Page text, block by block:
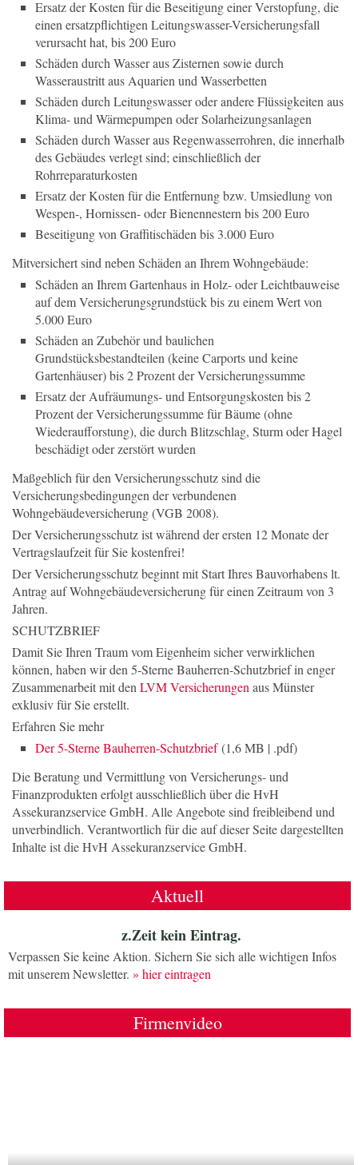
Ersatz der Kosten für die Beseitigung einer Verstopfung, die
einen ersatzpflichtigen Leitungswasser-Versicherungsfall
verursacht hat, bis 200 Euro
Schäden durch Wasser aus Zisternen sowie durch
Wasseraustritt aus Aquarien und Wasserbetten
Schäden durch Leitungswasser oder andere Flüssigkeiten aus
Klima- und Wärmepumpen oder Solarheizungsanlagen
Schäden durch Wasser aus Regenwasserrohren, die innerhalb
des Gebäudes verlegt sind; einschließlich der
Rohrreparaturkosten
Ersatz der Kosten für die Entfernung bzw. Umsiedlung von
Wespen-, Hornissen- oder Bienennestern bis 200 Euro
Beseitigung von Graffitischäden bis 3.000 Euro
Mitversichert sind neben Schäden an Ihrem Wohngebäude:
Schäden an Ihrem Gartenhaus in Holz- oder Leichtbauweise
auf dem Versicherungsgrundstück bis zu einem Wert von
5.000 Euro
Schäden an Zubehör und baulichen
Grundstücksbestandteilen (keine Carports und keine
Gartenhäuser) bis 2 Prozent der Versicherungssumme
Ersatz der Aufräumungs- und Entsorgungskosten bis 2
Prozent der Versicherungssumme für Bäume (ohne
Wiederaufforstung), die durch Blitzschlag, Sturm oder Hagel
beschädigt oder zerstört wurden
Maßgeblich für den Versicherungsschutz sind die
Versicherungsbedingungen der verbundenen
Wohngebäudeversicherung (VGB 2008).
Der Versicherungsschutz ist während der ersten 12 Monate der
Vertragslaufzeit für Sie kostenfrei!
Der Versicherungsschutz beginnt mit Start Ihres Bauvorhabens lt.
Antrag auf Wohngebäudeversicherung für einen Zeitraum von 3
Jahren.
SCHUTZBRIEF
Damit Sie Ihren Traum vom Eigenheim sicher verwirklichen
können, haben wir den 5-Sterne Bauherren-Schutzbrief in enger
Zusammenarbeit mit den LVM Versicherungen aus Münster
exklusiv für Sie erstellt.
Erfahren Sie mehr
Der 5-Sterne Bauherren-Schutzbrief(1,6 MB | .pdf)
Die Beratung und Vermittlung von Versicherungs- und
Finanzprodukten erfolgt ausschließlich über die HvH
Assekuranzservice GmbH. Alle Angebote sind freibleibend und
unverbindlich. Verantwortlich für die auf dieser Seite dargestellten
Inhalte ist die HvH Assekuranzservice GmbH.
Aktuell
z.Zeit kein Eintrag.
Verpassen Sie keine Aktion. Sichern Sie sich alle wichtigen Infos
mit unserem Newsletter. » hier eintragen
Firmenvideo